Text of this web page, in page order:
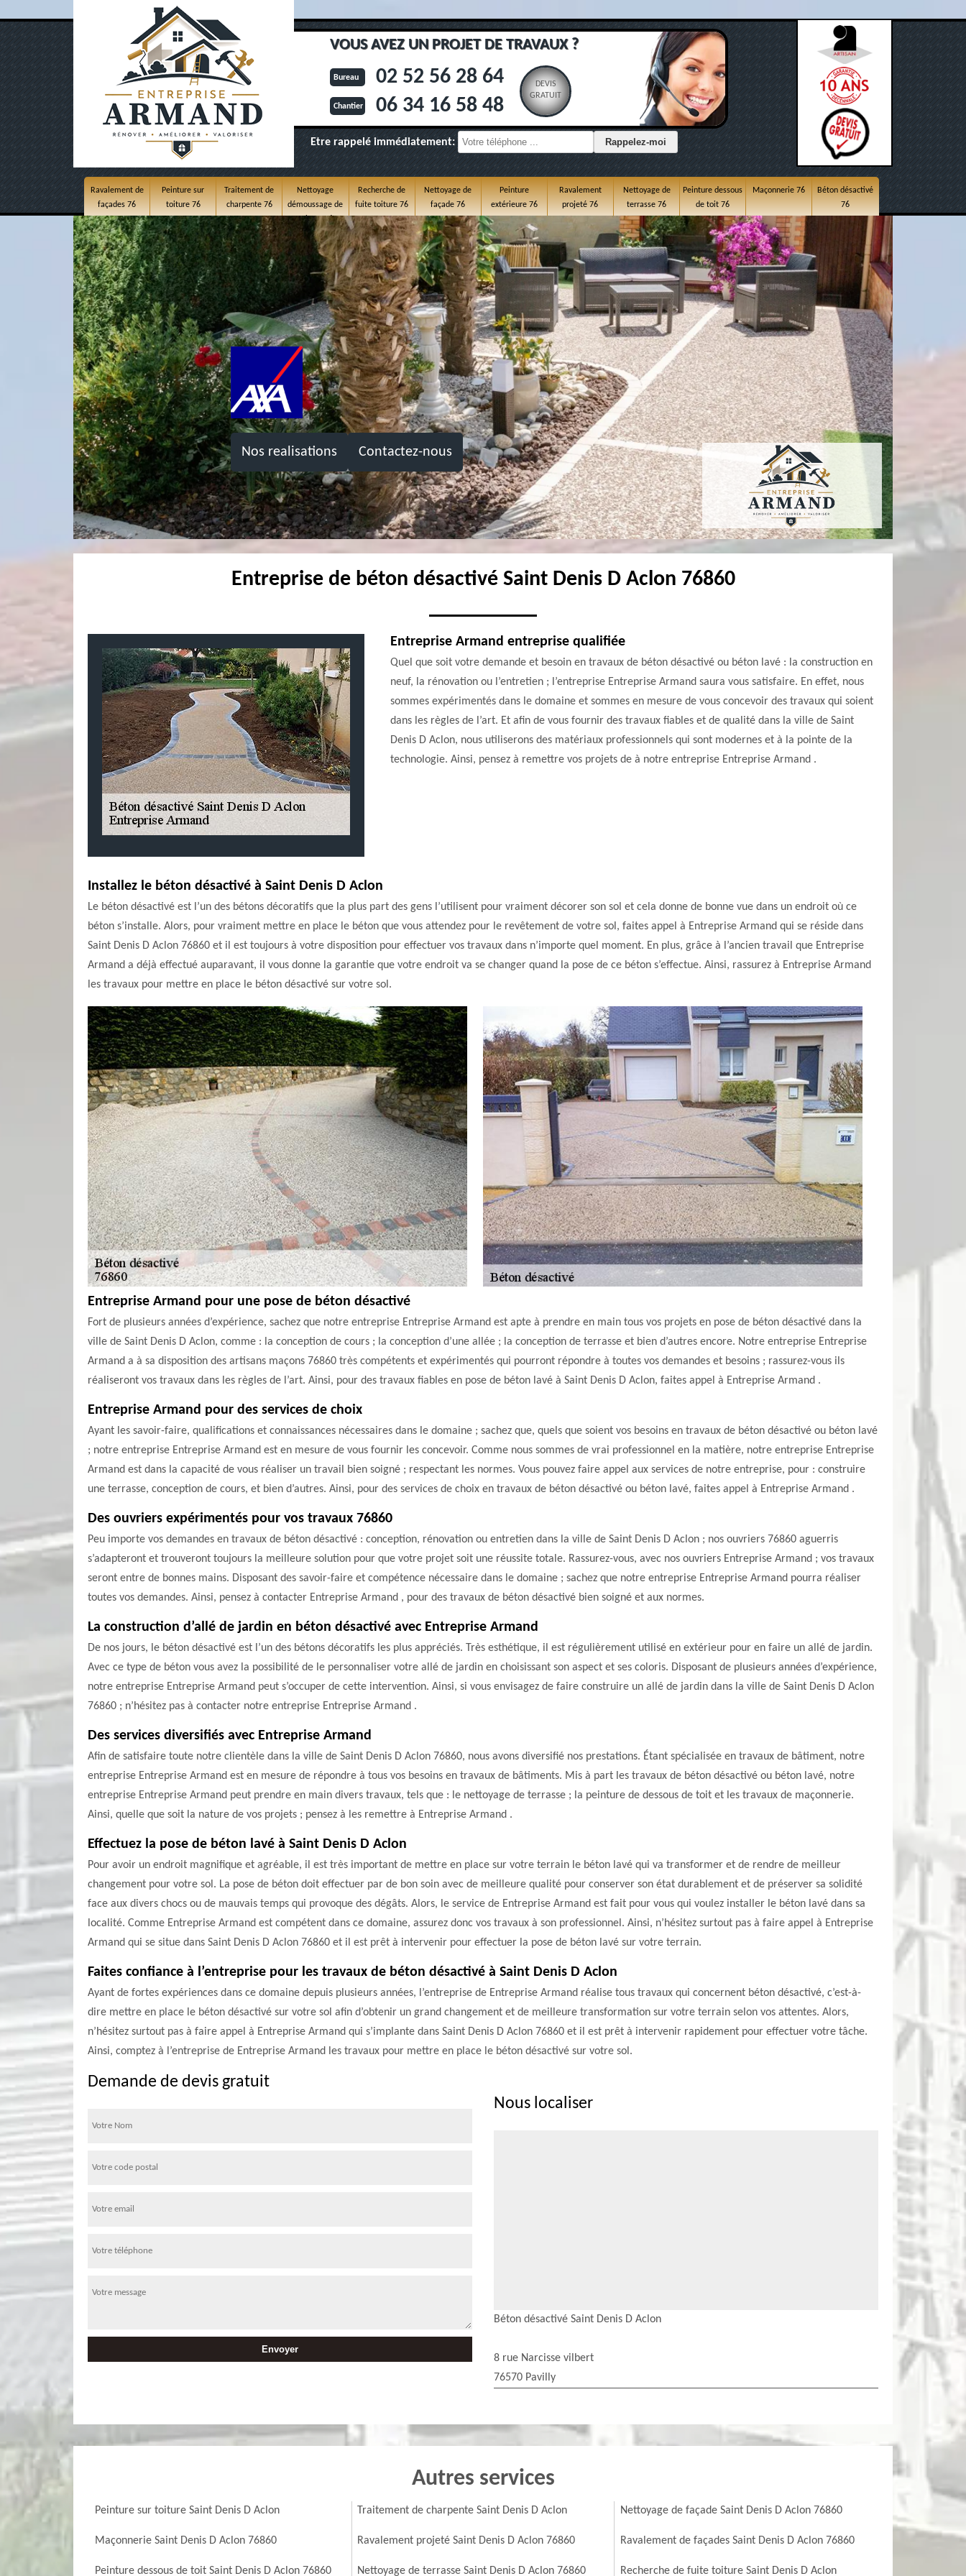
VOUS AVEZ UN PROJET DE TRAVAUX ?
Bureau 02 52 56 28 64
Chantier 06 34 16 58 48
DEVIS
GRATUIT
Etre rappelé immédiatement:
Ravalement de
façades 76
Peinture sur
toiture 76
Traitement de
charpente 76
Nettoyage
démoussage de
toiture 76
Recherche de
fuite toiture 76
Nettoyage de
façade 76
Peinture
extérieure 76
Ravalement
projeté 76
Nettoyage de
terrasse 76
Peinture dessous
de toit 76
Maçonnerie 76
Béton désactivé
76
Nos realisations Contactez-nous
Entreprise de béton désactivé Saint Denis D Aclon 76860
Entreprise Armand entreprise qualifiée
Quel que soit votre demande et besoin en travaux de béton désactivé ou béton lavé : la construction en
neuf, la rénovation ou l’entretien ; l’entreprise Entreprise Armand saura vous satisfaire. En effet, nous
sommes expérimentés dans le domaine et sommes en mesure de vous concevoir des travaux qui soient
dans les règles de l’art. Et afin de vous fournir des travaux fiables et de qualité dans la ville de Saint
Denis D Aclon, nous utiliserons des matériaux professionnels qui sont modernes et à la pointe de la
technologie. Ainsi, pensez à remettre vos projets de à notre entreprise Entreprise Armand .
Installez le béton désactivé à Saint Denis D Aclon
Le béton désactivé est l’un des bétons décoratifs que la plus part des gens l’utilisent pour vraiment décorer son sol et cela donne de bonne vue dans un endroit où ce
béton s’installe. Alors, pour vraiment mettre en place le béton que vous attendez pour le revêtement de votre sol, faites appel à Entreprise Armand qui se réside dans
Saint Denis D Aclon 76860 et il est toujours à votre disposition pour effectuer vos travaux dans n’importe quel moment. En plus, grâce à l’ancien travail que Entreprise
Armand a déjà effectué auparavant, il vous donne la garantie que votre endroit va se changer quand la pose de ce béton s’effectue. Ainsi, rassurez à Entreprise Armand
les travaux pour mettre en place le béton désactivé sur votre sol.
Entreprise Armand pour une pose de béton désactivé
Fort de plusieurs années d’expérience, sachez que notre entreprise Entreprise Armand est apte à prendre en main tous vos projets en pose de béton désactivé dans la
ville de Saint Denis D Aclon, comme : la conception de cours ; la conception d’une allée ; la conception de terrasse et bien d’autres encore. Notre entreprise Entreprise
Armand a à sa disposition des artisans maçons 76860 très compétents et expérimentés qui pourront répondre à toutes vos demandes et besoins ; rassurez-vous ils
réaliseront vos travaux dans les règles de l’art. Ainsi, pour des travaux fiables en pose de béton lavé à Saint Denis D Aclon, faites appel à Entreprise Armand .
Entreprise Armand pour des services de choix
Ayant les savoir-faire, qualifications et connaissances nécessaires dans le domaine ; sachez que, quels que soient vos besoins en travaux de béton désactivé ou béton lavé
; notre entreprise Entreprise Armand est en mesure de vous fournir les concevoir. Comme nous sommes de vrai professionnel en la matière, notre entreprise Entreprise
Armand est dans la capacité de vous réaliser un travail bien soigné ; respectant les normes. Vous pouvez faire appel aux services de notre entreprise, pour : construire
une terrasse, conception de cours, et bien d’autres. Ainsi, pour des services de choix en travaux de béton désactivé ou béton lavé, faites appel à Entreprise Armand .
Des ouvriers expérimentés pour vos travaux 76860
Peu importe vos demandes en travaux de béton désactivé : conception, rénovation ou entretien dans la ville de Saint Denis D Aclon ; nos ouvriers 76860 aguerris
s’adapteront et trouveront toujours la meilleure solution pour que votre projet soit une réussite totale. Rassurez-vous, avec nos ouvriers Entreprise Armand ; vos travaux
seront entre de bonnes mains. Disposant des savoir-faire et compétence nécessaire dans le domaine ; sachez que notre entreprise Entreprise Armand pourra réaliser
toutes vos demandes. Ainsi, pensez à contacter Entreprise Armand , pour des travaux de béton désactivé bien soigné et aux normes.
La construction d’allé de jardin en béton désactivé avec Entreprise Armand
De nos jours, le béton désactivé est l’un des bétons décoratifs les plus appréciés. Très esthétique, il est régulièrement utilisé en extérieur pour en faire un allé de jardin.
Avec ce type de béton vous avez la possibilité de le personnaliser votre allé de jardin en choisissant son aspect et ses coloris. Disposant de plusieurs années d’expérience,
notre entreprise Entreprise Armand peut s’occuper de cette intervention. Ainsi, si vous envisagez de faire construire un allé de jardin dans la ville de Saint Denis D Aclon
76860 ; n’hésitez pas à contacter notre entreprise Entreprise Armand .
Des services diversifiés avec Entreprise Armand
Afin de satisfaire toute notre clientèle dans la ville de Saint Denis D Aclon 76860, nous avons diversifié nos prestations. Étant spécialisée en travaux de bâtiment, notre
entreprise Entreprise Armand est en mesure de répondre à tous vos besoins en travaux de bâtiments. Mis à part les travaux de béton désactivé ou béton lavé, notre
entreprise Entreprise Armand peut prendre en main divers travaux, tels que : le nettoyage de terrasse ; la peinture de dessous de toit et les travaux de maçonnerie.
Ainsi, quelle que soit la nature de vos projets ; pensez à les remettre à Entreprise Armand .
Effectuez la pose de béton lavé à Saint Denis D Aclon
Pour avoir un endroit magnifique et agréable, il est très important de mettre en place sur votre terrain le béton lavé qui va transformer et de rendre de meilleur
changement pour votre sol. La pose de béton doit effectuer par de bon soin avec de meilleure qualité pour conserver son état durablement et de préserver sa solidité
face aux divers chocs ou de mauvais temps qui provoque des dégâts. Alors, le service de Entreprise Armand est fait pour vous qui voulez installer le béton lavé dans sa
localité. Comme Entreprise Armand est compétent dans ce domaine, assurez donc vos travaux à son professionnel. Ainsi, n’hésitez surtout pas à faire appel à Entreprise
Armand qui se situe dans Saint Denis D Aclon 76860 et il est prêt à intervenir pour effectuer la pose de béton lavé sur votre terrain.
Faites confiance à l’entreprise pour les travaux de béton désactivé à Saint Denis D Aclon
Ayant de fortes expériences dans ce domaine depuis plusieurs années, l’entreprise de Entreprise Armand réalise tous travaux qui concernent béton désactivé, c’est-à-
dire mettre en place le béton désactivé sur votre sol afin d’obtenir un grand changement et de meilleure transformation sur votre terrain selon vos attentes. Alors,
n’hésitez surtout pas à faire appel à Entreprise Armand qui s’implante dans Saint Denis D Aclon 76860 et il est prêt à intervenir rapidement pour effectuer votre tâche.
Ainsi, comptez à l’entreprise de Entreprise Armand les travaux pour mettre en place le béton désactivé sur votre sol.
Demande de devis gratuit
Nous localiser
Béton désactivé Saint Denis D Aclon
8 rue Narcisse vilbert
76570 Pavilly
Autres services
Peinture sur toiture Saint Denis D Aclon
Maçonnerie Saint Denis D Aclon 76860
Peinture dessous de toit Saint Denis D Aclon 76860
Traitement de charpente Saint Denis D Aclon
Ravalement projeté Saint Denis D Aclon 76860
Nettoyage de terrasse Saint Denis D Aclon 76860
Nettoyage de façade Saint Denis D Aclon 76860
Ravalement de façades Saint Denis D Aclon 76860
Recherche de fuite toiture Saint Denis D Aclon